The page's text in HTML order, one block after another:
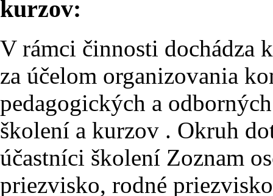
kurzov:
V rámci činnosti dochádza
za účelom organizovania
pedagogických a
školení a kurzov . Okruh
účastníci školení Zoznam
priezvisko, rodné